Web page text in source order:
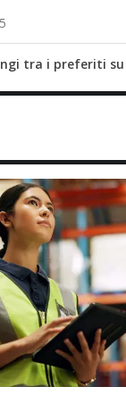
tra i preferiti su